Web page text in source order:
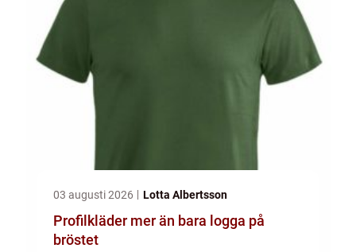
03 augusti 2026 Lotta Albertsson
Profilkläder mer än bara logga på
bröstet